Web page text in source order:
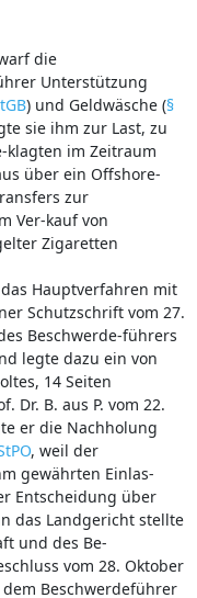
die
Unterstützung
) und Geldwäsche (§
sie ihm zur Last, zu
klagten im Zeitraum
über ein Offshore-
zur
Ver-kauf von
Zigaretten
Hauptverfahren mit
Schutzschrift vom 27.
Beschwerde-führers
legte dazu ein von
14 Seiten
Dr. B. aus P. vom 22.
er die Nachholung
, weil der
gewährten Einlas-
Entscheidung über
das Landgericht stellte
und des Be-
vom 28. Oktober
Beschwerdeführer